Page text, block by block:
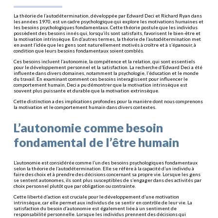
La théorie de l’autodétermination, développée par Edward Deci et Richard Ryan dans
les années 1970, est un cadre psychologique qui explore les motivations humaines et
les besoins psychologiques fondamentaux. Cette théorie postule que les individus
possèdent des besoins innés qui, lorsqu’ils sont satisfaits, favorisent le bien-être et
la motivation intrinsèque. En d’autres termes, la théorie de l’autodétermination met
en avant l’idée que les gens sont naturellement motivés à croître et à s’épanouir, à
condition que leurs besoins fondamentaux soient comblés.
Ces besoins incluent l’autonomie, la compétence et la relation, qui sont essentiels
pour le développement personnel et la satisfaction. La recherche d’Edward Deci a été
influente dans divers domaines, notamment la psychologie, l’éducation et le monde
du travail. En examinant comment ces besoins interagissent pour influencer le
comportement humain, Deci a pu démontrer que la motivation intrinsèque est
souvent plus puissante et durable que la motivation extrinsèque.
Cette distinction a des implications profondes pour la manière dont nous comprenons
la motivation et le comportement humain dans divers contextes.
L’autonomie comme besoin
fondamental de l’être humain
L’autonomie est considérée comme l’un des besoins psychologiques fondamentaux
selon la théorie de l’autodétermination. Elle se réfère à la capacité d’un individu à
faire des choix et à prendre des décisions concernant sa propre vie. Lorsque les gens
se sentent autonomes, ils sont plus susceptibles de s’engager dans des activités par
choix personnel plutôt que par obligation ou contrainte.
Cette liberté d’action est cruciale pour le développement d’une motivation
intrinsèque, car elle permet aux individus de se sentir en contrôle de leur vie. La
satisfaction du besoin d’autonomie est également liée à un sentiment de
responsabilité personnelle. Lorsque les individus prennent des décisions qui